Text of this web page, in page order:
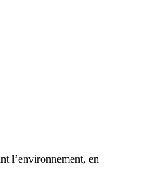
l’environnement, en